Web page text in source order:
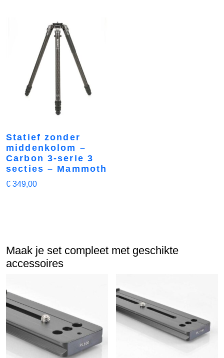
Statief zonder
middenkolom –
Carbon 3-serie 3
secties – Mammoth
€ 349,00
Maak je set compleet met geschikte
accessoires